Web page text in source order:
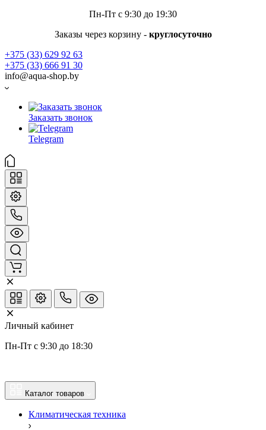
Пн-Пт с 9:30 до 19:30
Заказы через корзину - круглосуточно
+375 (33) 629 92 63
+375 (33) 666 91 30
info@aqua-shop.by
Заказать звонок
Telegram
Личный кабинет
Пн-Пт с 9:30 до 18:30
Каталог товаров
Климатическая техника